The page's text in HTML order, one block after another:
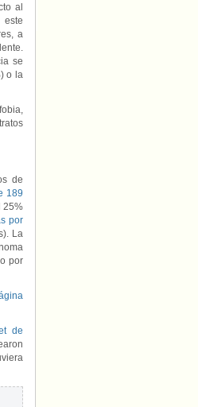
al
a
se
o la
de
189
25%
por
La
por
de